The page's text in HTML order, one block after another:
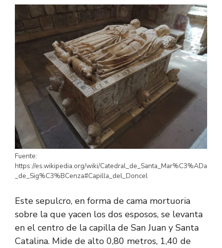
Fuente:
https://es.wikipedia.org/wiki/Catedral_de_Santa_Mar%C3%ADa
_de_Sig%C3%BCenza#Capilla_del_Doncel
Este sepulcro, en forma de cama mortuoria
sobre la que yacen los dos esposos, se levanta
en el centro de la capilla de San Juan y Santa
Catalina. Mide de alto 0,80 metros, 1,40 de